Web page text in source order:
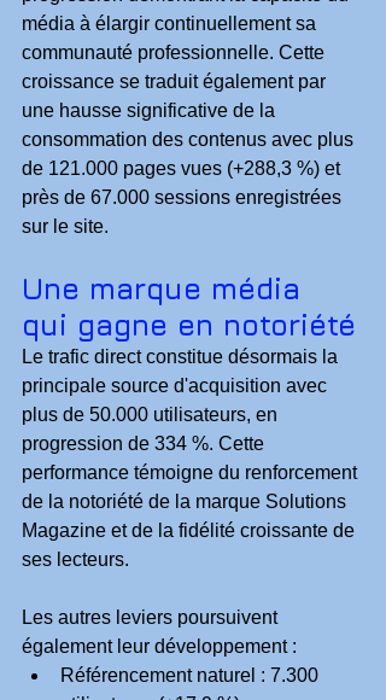
média à élargir continuellement sa
communauté professionnelle. Cette
croissance se traduit également par
une hausse significative de la
consommation des contenus avec plus
de 121.000 pages vues (+288,3 %) et
près de 67.000 sessions enregistrées
sur le site.
Une marque média
qui gagne en notoriété
Le trafic direct constitue désormais la
principale source d'acquisition avec
plus de 50.000 utilisateurs, en
progression de 334 %. Cette
performance témoigne du renforcement
de la notoriété de la marque Solutions
Magazine et de la fidélité croissante de
ses lecteurs.
Les autres leviers poursuivent
également leur développement :
Référencement naturel : 7.300